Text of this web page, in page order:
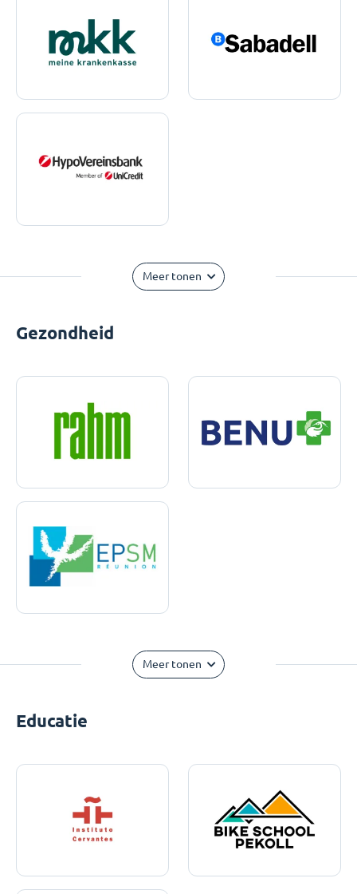
Meer tonen
Gezondheid
Meer tonen
Educatie